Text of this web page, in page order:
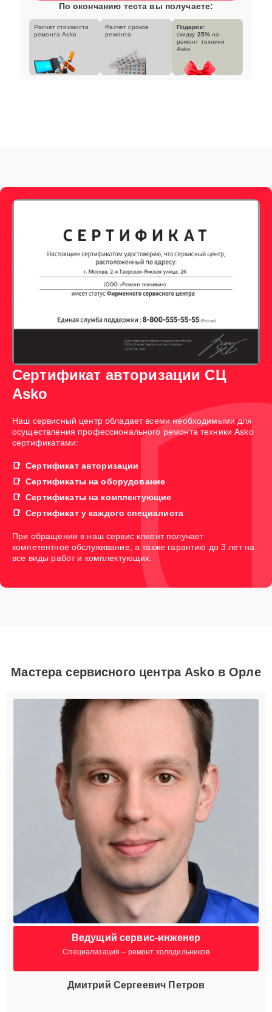
По окончанию теста вы получаете:
Расчет стоимости
ремонта Asko
Расчет сроков
ремонта
Подарок:
скидку 25% на
ремонт техники
Asko
Сертификат авторизации СЦ
Asko
Наш сервисный центр обладает всеми необходимыми для
осуществления профессионального ремонта техники Asko
сертификатами:
Сертификат авторизации
Сертификаты на оборудование
Сертификаты на комплектующие
Сертификат у каждого специалиста
При обращении в наш сервис клиент получает
компетентное обслуживание, а также гарантию до 3 лет на
все виды работ и комплектующих.
Мастера сервисного центра Asko в Орле
Ведущий сервис-инженер
Специализация – ремонт холодильников
Дмитрий Сергеевич Петров